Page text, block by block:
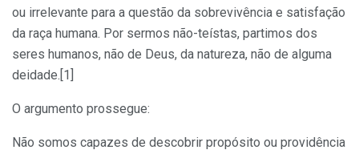
ou irrelevante para a questão da sobrevivência e satisfação
da raça humana. Por sermos não-teístas, partimos dos
seres humanos, não de Deus, da natureza, não de alguma
deidade.[1]
O argumento prossegue:
Não somos capazes de descobrir propósito ou providência